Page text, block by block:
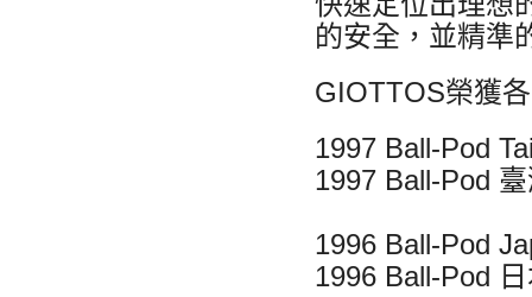
的安全，並精準
GIOTTOS榮獲
1997 Ball-Pod
1997 Ball-Pod
1996 Ball-Pod
1996 Ball-Pod